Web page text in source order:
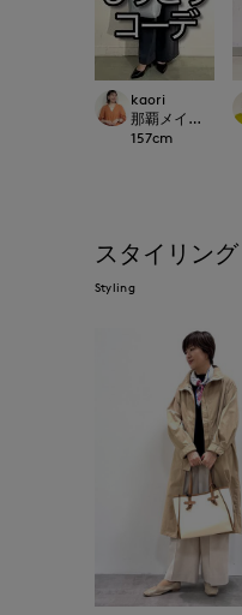
kaori
那覇メインプレ
157cm
スタイリング
Styling